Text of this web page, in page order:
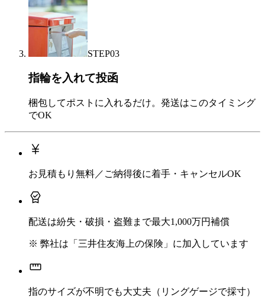
STEP03
指輪を入れて投函
梱包してポストに入れるだけ。発送はこのタイミング
でOK
お見積もり無料／ご納得後に着手・キャンセルOK
配送は紛失・破損・盗難まで最大1,000万円補償
※ 弊社は「三井住友海上の保険」に加入しています
指のサイズが不明でも大丈夫（リングゲージで採寸）